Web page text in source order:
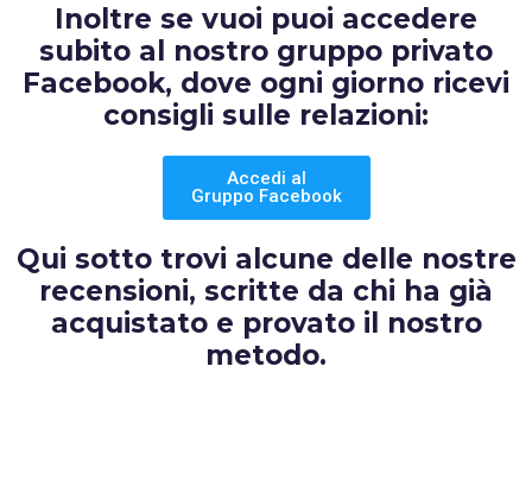
Inoltre se vuoi puoi accedere
subito al nostro gruppo privato
Facebook, dove ogni giorno ricevi
consigli sulle relazioni:
Accedi al
Gruppo Facebook
Qui sotto trovi alcune delle nostre
recensioni, scritte da chi ha già
acquistato e provato il nostro
metodo.